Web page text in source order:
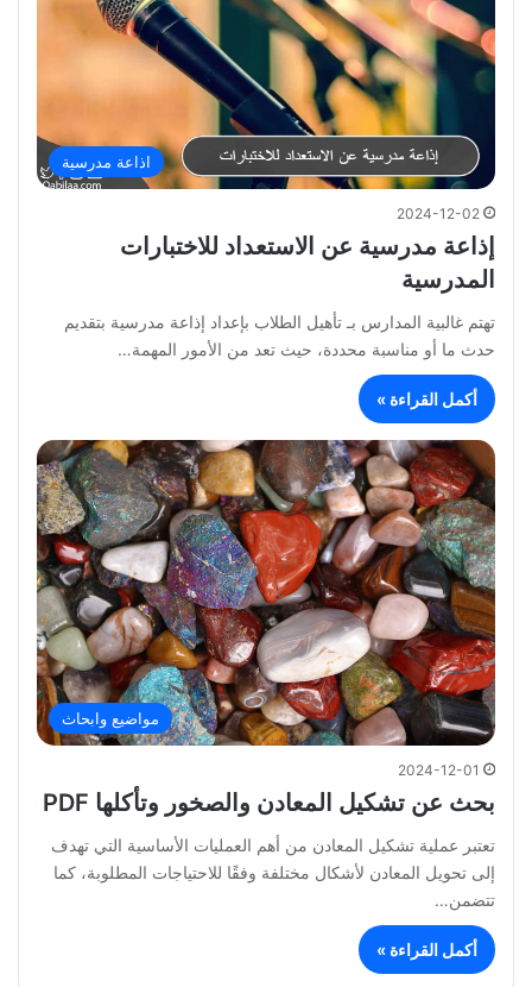
اذاعة مدرسية
2024-12-02
إذاعة مدرسية عن الاستعداد للاختبارات
المدرسية
تهتم غالبية المدارس بـ تأهيل الطلاب بإعداد إذاعة مدرسية بتقديم
حدث ما أو مناسبة محددة، حيث تعد من الأمور المهمة…
أكمل القراءة »
مواضيع وابحاث
2024-12-01
بحث عن تشكيل المعادن والصخور وتأكلها PDF
تعتبر عملية تشكيل المعادن من أهم العمليات الأساسية التي تهدف
إلى تحويل المعادن لأشكال مختلفة وفقًا للاحتياجات المطلوبة، كما
تتضمن…
أكمل القراءة »